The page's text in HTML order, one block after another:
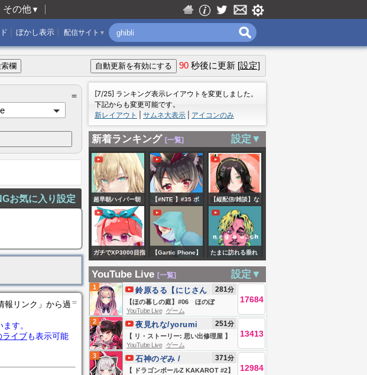
その他▼
配信サイト ▼
ぼかし表示
90 秒後に更新 [設定]
＝
お気に入り設定
＝
報リンク」から過
す。
ライブも表示可能
[7/25] ランキング表示レイアウトを変更しました。
下記からも変更可能です。
新レイアウト
サムネ大表示 アイコンのみ
新着ランキング [一覧] 設定▼
超早朝ハイパー朝
活
【#NTE 】#35 ボ
タンボタンボタン
ボタンボタ
ン！！！！！🎲 ※
ネタバレ注意 【愛
おん】
【縦配信/雑談】な
るよじ
ガチでXP3000目指
す！！！初見歓
ガチルール # スプ
ラトゥーン3
【Gartic Phone】
ずっといいこでお
ねんね #楽専町夏に
よ祭り #楽しいこと
専門店
たまに訪れる垂れ
流し仕事中ライブ
(コメント読めない
YouTube Live [一覧] 設定▼
1
【ほの暮しの庭】#06 ほのぼ
の・・？スローライフ生活
ッ・・・！！！！！【にじさんじ/鈴
原るる 】
鈴原るる【にじさん
じ所属】
281分
17684
YouTube Live ゲーム
2
【 リ・ストーリー: 思い出修理屋 】
レトロ系デバイス修理はじめまし
た。 【 にじさんじ / 夜見れな 】
夜見れな/yorumi
rena【にじさんじ所
属】
251分
13413
YouTube Live ゲーム
3
【 ドラゴンボールZ KAKAROT #2】
石神のぞみ /
Ishigami
371分
12984